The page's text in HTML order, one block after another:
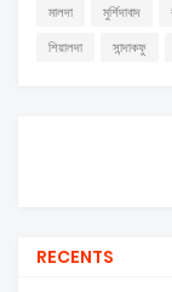
মালদা
মুর্শিদাবাদ
শিয়ালদা
সান্দাকফু
RECENTS